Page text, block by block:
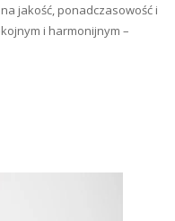
jakość, ponadczasowość i
i harmonijnym –